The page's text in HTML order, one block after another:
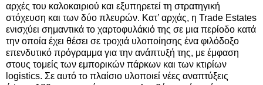
αρχές του καλοκαιριού και εξυπηρετεί τη στρατηγική
στόχευση και των δύο πλευρών. Κατ’ αρχάς, η Trade Estates
ενισχύει σημαντικά το χαρτοφυλάκιό της σε μια περίοδο κατά
την οποία έχει θέσει σε τροχιά υλοποίησης ένα φιλόδοξο
επενδυτικό πρόγραμμα για την ανάπτυξή της, με έμφαση
στους τομείς των εμπορικών πάρκων και των κτιρίων
logistics. Σε αυτό το πλαίσιο υλοποιεί νέες αναπτύξεις